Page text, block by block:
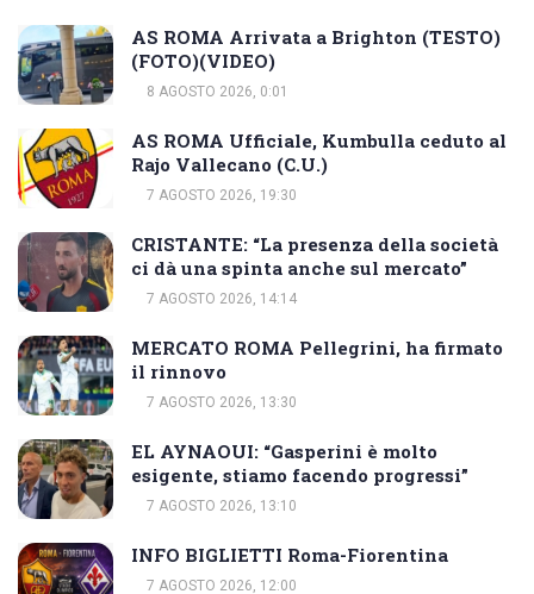
AS ROMA Arrivata a Brighton (TESTO)
(FOTO)(VIDEO)
8 AGOSTO 2026, 0:01
AS ROMA Ufficiale, Kumbulla ceduto al
Rajo Vallecano (C.U.)
7 AGOSTO 2026, 19:30
CRISTANTE: “La presenza della società
ci dà una spinta anche sul mercato”
7 AGOSTO 2026, 14:14
MERCATO ROMA Pellegrini, ha firmato
il rinnovo
7 AGOSTO 2026, 13:30
EL AYNAOUI: “Gasperini è molto
esigente, stiamo facendo progressi”
7 AGOSTO 2026, 13:10
INFO BIGLIETTI Roma-Fiorentina
7 AGOSTO 2026, 12:00